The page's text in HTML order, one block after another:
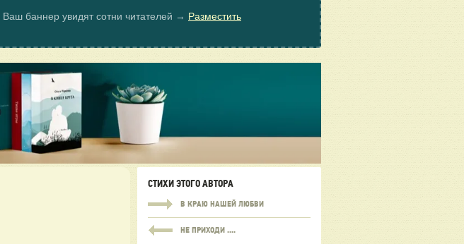
Ваш баннер увидят сотни читателей → Разместить
СТИХИ ЭТОГО АВТОРА
В КРАЮ НАШЕЙ ЛЮБВИ
НЕ ПРИХОДИ ....